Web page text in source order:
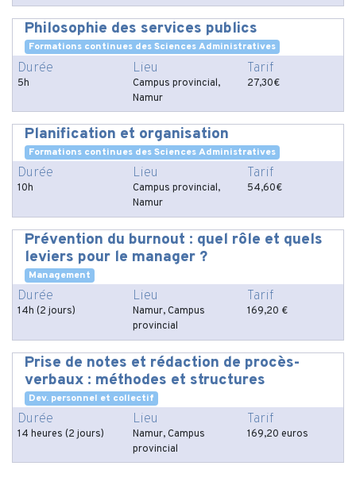
Philosophie des services publics
Formations continues des Sciences Administratives
Durée
5h
Lieu
Campus provincial,
Namur
Tarif
27,30€
Planification et organisation
Formations continues des Sciences Administratives
Durée
10h
Lieu
Campus provincial,
Namur
Tarif
54,60€
Prévention du burnout : quel rôle et quels
leviers pour le manager ?
Management
Durée
14h (2 jours)
Lieu
Namur, Campus
provincial
Tarif
169,20 €
Prise de notes et rédaction de procès-
verbaux : méthodes et structures
Dev. personnel et collectif
Durée
14 heures (2 jours)
Lieu
Namur, Campus
provincial
Tarif
169,20 euros